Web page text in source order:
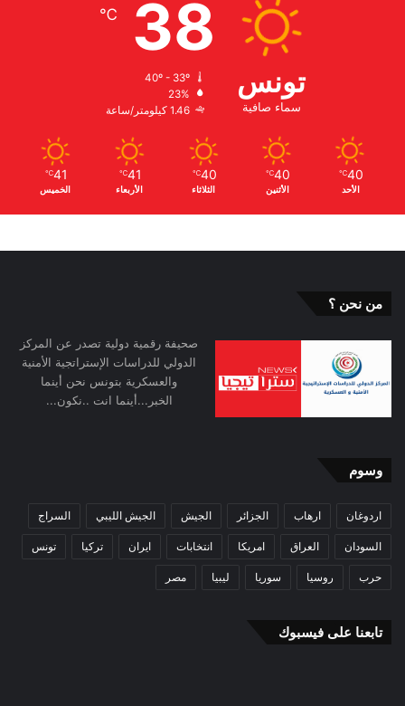
تونس
سماء صافية
38
℃
23%
1.46 كيلومتر/ساعة
40
℃
الأحد
40
℃
الأثنين
40
℃
الثلاثاء
41
℃
الأربعاء
41
℃
الخميس
من نحن ؟
صحيفة رقمية دولية تصدر عن المركز
الدولي للدراسات الإستراتجية الأمنية
والعسكرية بتونس نحن أينما
الخبر...أينما انت ..نكون...
وسوم
اردوغان ارهاب الجزائر الجيش الجيش الليبي السراج
السودان العراق امريكا انتخابات ايران تركيا تونس
حرب روسيا سوريا ليبيا مصر
تابعنا على فيسبوك